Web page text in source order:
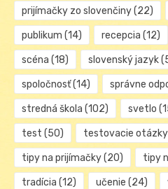
prijímačky zo slovenčiny(22)
publikum (14) recepcia (12)
scéna (18) slovenský jazyk
spoločnosť(14) správne
stredná škola (102) svetlo
test (50) testovacie otázky
tipy na prijímačky(20) tipy
tradícia (12) učenie (24)